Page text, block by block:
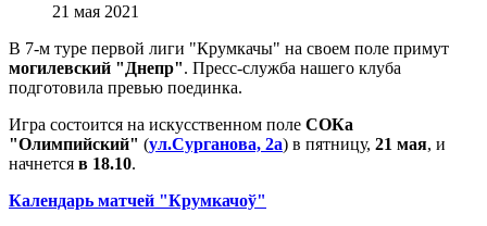
21 мая 2021
В 7-м туре первой лиги "Крумкачы" на своем поле примут
могилевский "Днепр". Пресс-служба нашего клуба
подготовила превью поединка.
Игра состоится на искусственном поле СОКа
"Олимпийский" (ул.Сурганова, 2а) в пятницу, 21 мая, и
начнется в 18.10.
Календарь матчей "Крумкачоў"